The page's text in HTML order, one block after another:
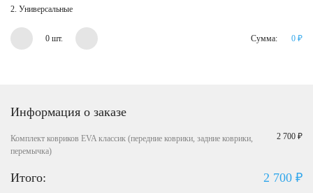
2. Универсальные
0 шт. Сумма: 0 ₽
Информация о заказе
Комплект ковриков EVA классик (передние коврики, задние коврики,
перемычка)
2 700 ₽
Итого: 2 700 ₽